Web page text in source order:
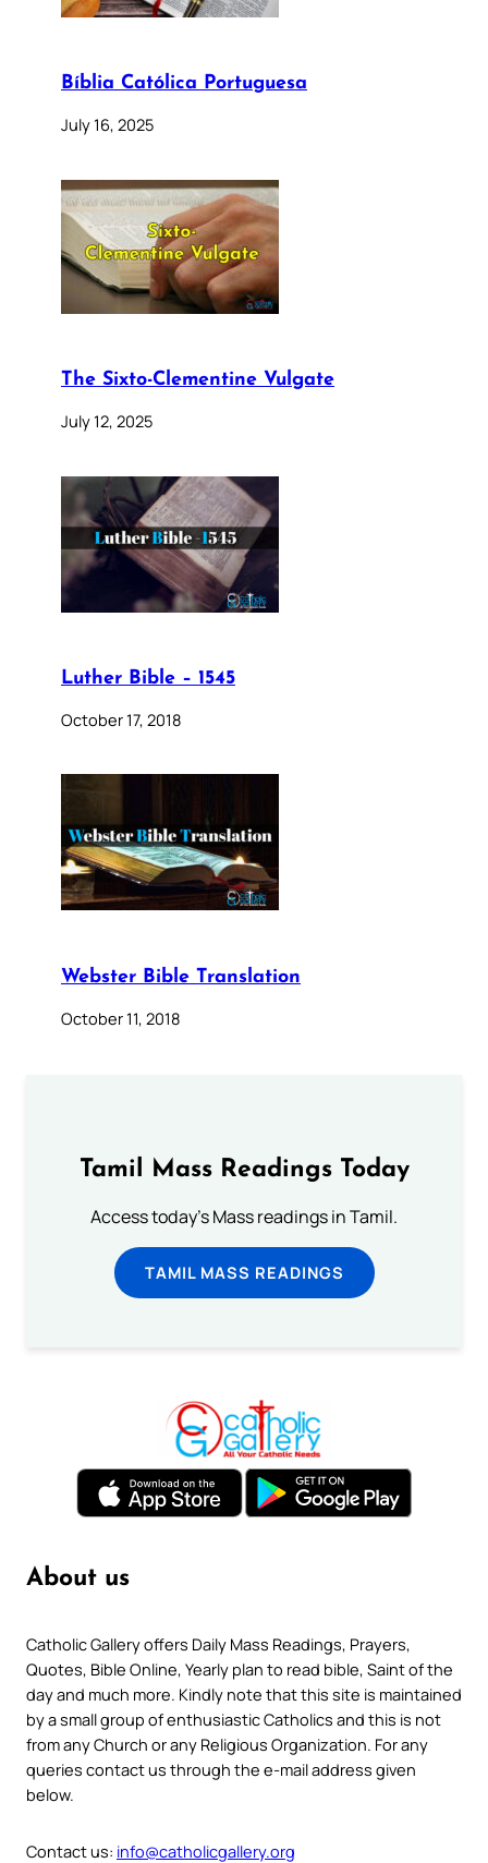
Bíblia Católica Portuguesa
July 16, 2025
The Sixto-Clementine Vulgate
July 12, 2025
Luther Bible – 1545
October 17, 2018
Webster Bible Translation
October 11, 2018
Tamil Mass Readings Today
Access today's Mass readings in Tamil.
TAMIL MASS READINGS
About us
Catholic Gallery offers Daily Mass Readings, Prayers,
Quotes, Bible Online, Yearly plan to read bible, Saint of the
day and much more. Kindly note that this site is maintained
by a small group of enthusiastic Catholics and this is not
from any Church or any Religious Organization. For any
queries contact us through the e-mail address given
below.
Contact us: info@catholicgallery.org